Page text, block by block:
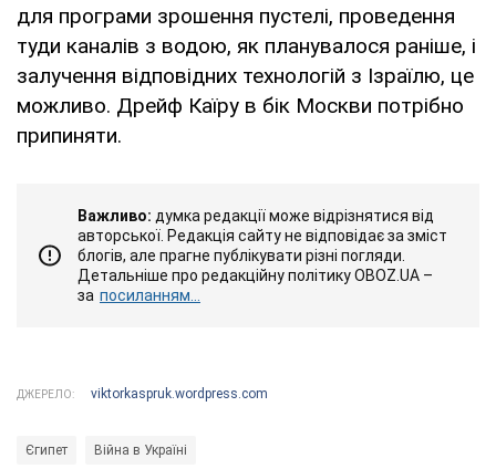
для програми зрошення пустелі, проведення
туди каналів з водою, як планувалося раніше, і
залучення відповідних технологій з Ізраїлю, це
можливо. Дрейф Каїру в бік Москви потрібно
припиняти.
Важливо: думка редакції може відрізнятися від
авторської. Редакція сайту не відповідає за зміст
блогів, але прагне публікувати різні погляди.
Детальніше про редакційну політику OBOZ.UA –
за посиланням...
ДЖЕРЕЛО: viktorkaspruk.wordpress.com
Єгипет Війна в Україні